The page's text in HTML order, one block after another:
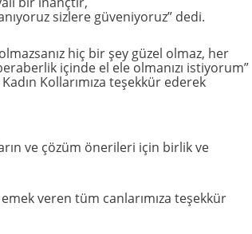
sizlere güveniyoruz” dedi.
hiç bir şey güzel olmaz, her
içinde el ele olmanızı istiyorum”
Kollarımıza teşekkür ederek
ve çözüm önerileri için birlik ve
emek veren tüm canlarımıza teşekkür